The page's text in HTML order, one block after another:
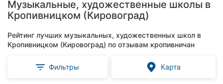
Музыкальные, художественные школы в
Кропивницком (Кировоград)
Рейтинг лучших музыкальных, художественных школ в
Кропивницком (Кировоград) по отзывам кропивничан
Фильтры Карта